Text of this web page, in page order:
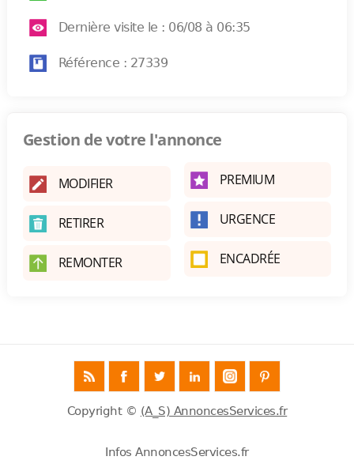
Dernière visite le : 06/08 à 06:35
Référence : 27339
Gestion de votre l'annonce
MODIFIER
RETIRER
REMONTER
PREMIUM
URGENCE
ENCADRÉE
Copyright © (A_S) AnnoncesServices.fr
Infos AnnoncesServices.fr